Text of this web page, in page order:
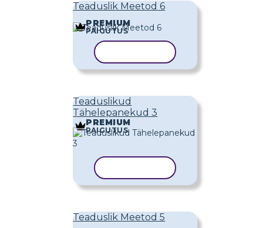
Teaduslik Meetod 6
PREMIUM
PAIGUTUS
Teaduslikud
Tähelepanekud 3
PREMIUM
PAIGUTUS
Teaduslik Meetod 5